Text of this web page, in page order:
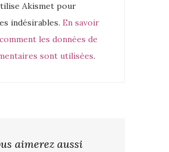
Akismet pour
indésirables. En savoir
les données de
sont utilisées.
aimerez aussi